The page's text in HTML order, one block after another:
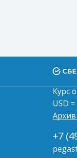
Курс
USD
+7